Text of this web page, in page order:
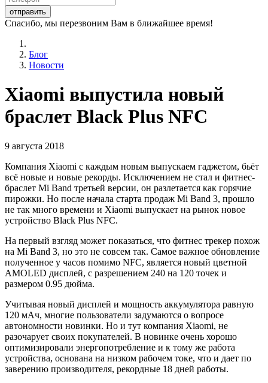
Спасибо, мы перезвоним Вам в ближайшее время!
Блог
Новости
Xiaomi выпустила новый
браслет Black Plus NFC
9 августа 2018
Компания Xiaomi с каждым новым выпускаем гаджетом, бьёт
всё новые и новые рекорды. Исключением не стал и фитнес-
браслет Mi Band третьей версии, он разлетается как горячие
пирожки. Но после начала старта продаж Mi Band 3, прошло
не так много времени и Xiaomi выпускает на рынок новое
устройство Black Plus NFC.
На первый взгляд может показаться, что фитнес трекер похож
на Mi Band 3, но это не совсем так. Самое важное обновление
полученное у часов помимо NFC, является новый цветной
AMOLED дисплей, с разрешением 240 на 120 точек и
размером 0.95 дюйма.
Учитывая новый дисплей и мощность аккумулятора равную
120 мАч, многие пользователи задумаются о вопросе
автономности новинки. Но и тут компания Xiaomi, не
разочарует своих покупателей. В новинке очень хорошо
оптимизировали энергопотребление и к тому же работа
устройства, основана на низком рабочем токе, что и дает по
заверению производителя, рекордные 18 дней работы.